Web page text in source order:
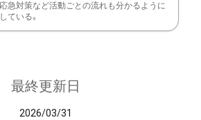
応急対策など活動ごとの流れも分かるように
している。
最終更新日
2026/03/31